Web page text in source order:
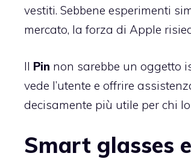
vestiti. Sebbene esperimenti
mercato, la forza di Apple
Il Pin non sarebbe un oggetto
vede l’utente e offrire
decisamente più utile per chi
Smart glasses